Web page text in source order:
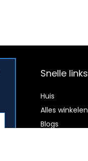
Snelle links
Huis
Alles winkelen
Blogs